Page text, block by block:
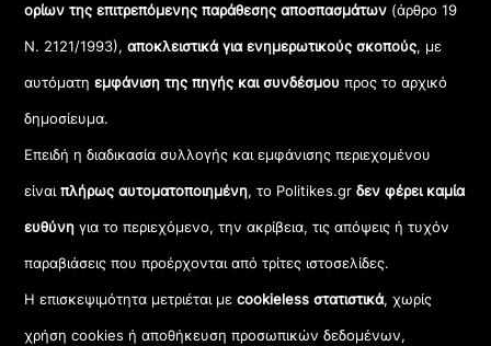
ορίων της επιτρεπόμενης παράθεσης αποσπασμάτων (άρθρο 19
Ν. 2121/1993), αποκλειστικά για ενημερωτικούς σκοπούς, με
αυτόματηεμφάνιση της πηγής και συνδέσμου προς το αρχικό
δημοσίευμα.
Επειδή η διαδικασία συλλογής και εμφάνισης περιεχομένου
είναιπλήρως αυτοματοποιημένη, το Politikes.grδεν φέρει καμία
ευθύνη για το περιεχόμενο, την ακρίβεια, τις απόψεις ή τυχόν
παραβιάσεις που προέρχονται από τρίτες ιστοσελίδες.
Η επισκεψιμότητα μετριέται μεcookieless στατιστικά, χωρίς
χρήση cookies ή αποθήκευση προσωπικών δεδομένων,